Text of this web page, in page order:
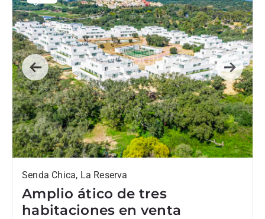
Previous Next
Senda Chica, La Reserva
Amplio ático de tres
habitaciones en venta